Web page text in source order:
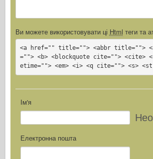
Ви можете використовувати ці Html теги та
<a href="" title=""> <abbr title="">
=""> <b> <blockquote cite=""> <cite>
etime=""> <em> <i> <q cite=""> <s>
Ім'я
Електронна пошта